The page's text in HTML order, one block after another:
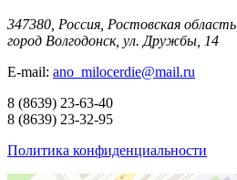
347380, Россия, Ростовская область,
город Волгодонск, ул. Дружбы, 14
E-mail: ano_milocerdie@mail.ru
8 (8639) 23-63-40
8 (8639) 23-32-95
Политика конфиденциальности